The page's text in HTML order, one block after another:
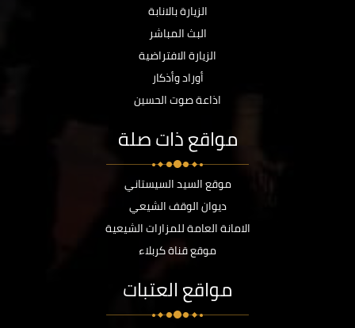
الزيارة بالانابة
البث المباشر
الزيارة الافتراضية
أوراد وأذكار
اذاعة صوت الحسين
مواقع ذات صلة
موقع السيد السيستاني
ديوان الوقف الشيعي
الامانة العامة للمزارات الشيعية
موقع قناة كربلاء
مواقع العتبات